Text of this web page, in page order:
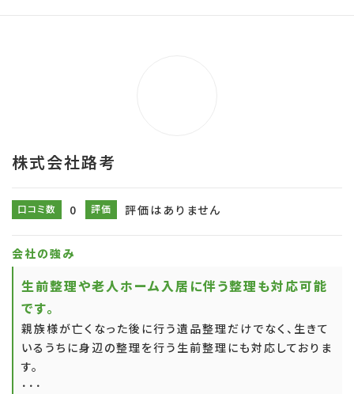
株式会社路考
口コミ数 0 評価 評価はありません
会社の強み
生前整理や老人ホーム入居に伴う整理も対応可能
です。
親族様が亡くなった後に行う遺品整理だけでなく、生きて
いるうちに身辺の整理を行う生前整理にも対応しておりま
す。
･･･